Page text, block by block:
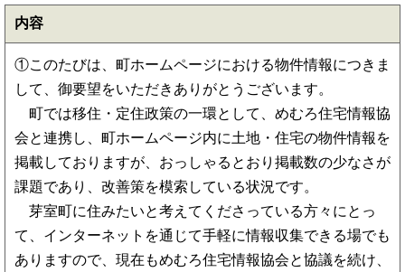
内容
①このたびは、町ホームページにおける物件情報につきま
して、御要望をいただきありがとうございます。
町では移住・定住政策の一環として、めむろ住宅情報協
会と連携し、町ホームページ内に土地・住宅の物件情報を
掲載しておりますが、おっしゃるとおり掲載数の少なさが
課題であり、改善策を模索している状況です。
芽室町に住みたいと考えてくださっている方々にとっ
て、インターネットを通じて手軽に情報収集できる場でも
ありますので、現在もめむろ住宅情報協会と協議を続け、